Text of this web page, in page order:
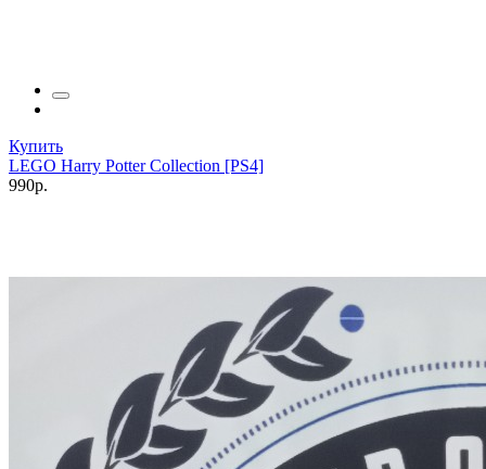
Купить
LEGO Harry Potter Collection [PS4]
990р.